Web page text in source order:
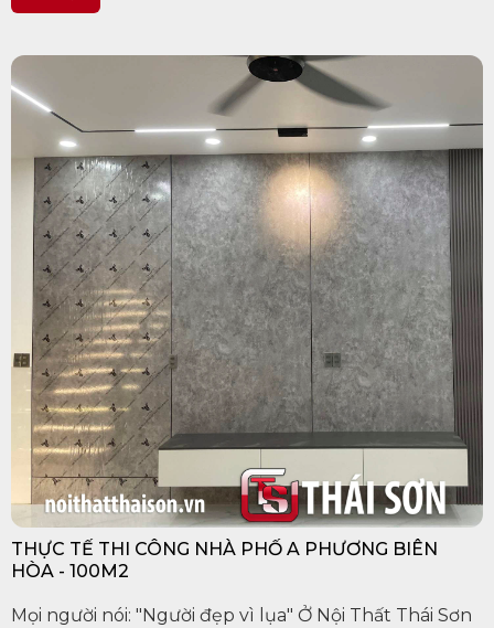
THỰC TẾ THI CÔNG NHÀ PHỐ A PHƯƠNG BIÊN
HÒA - 100M2
Mọi người nói: "Người đẹp vì lụa" Ở Nội Thất Thái Sơn